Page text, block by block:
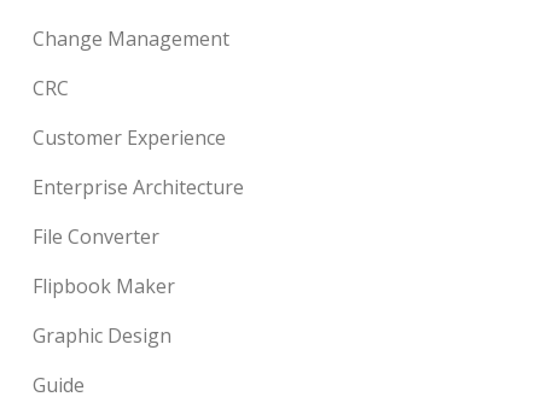
Change Management
CRC
Customer Experience
Enterprise Architecture
File Converter
Flipbook Maker
Graphic Design
Guide